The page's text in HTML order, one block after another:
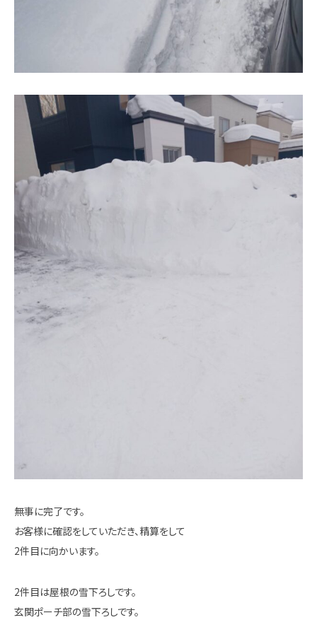
無事に完了です。
お客様に確認をしていただき、精算をして
2件目に向かいます。
2件目は屋根の雪下ろしです。
玄関ポーチ部の雪下ろしです。